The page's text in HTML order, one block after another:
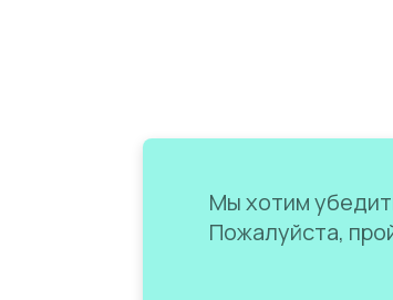
Мы хотим
Пожалуйста,